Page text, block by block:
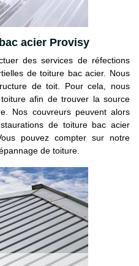
acier Provisy
des services de réfections
de toiture bac acier. Nous
de toit. Pour cela, nous
afin de trouver la source
Nos couvreurs peuvent alors
de toiture bac acier
pouvez compter sur notre
de toiture.